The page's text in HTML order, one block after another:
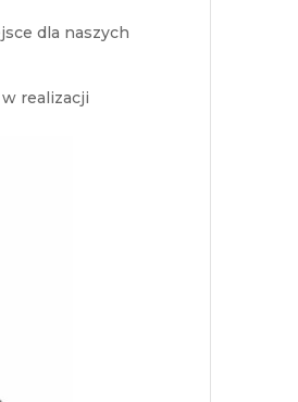
dla naszych
realizacji